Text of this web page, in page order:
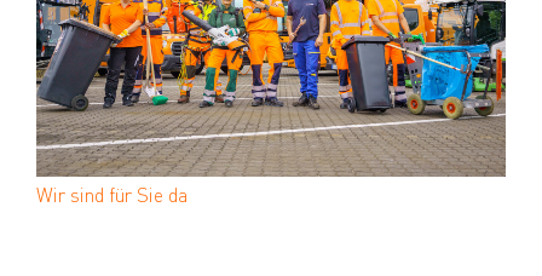
Wir sind für Sie da